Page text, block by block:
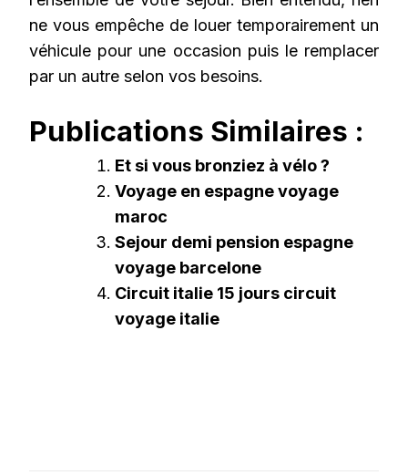
ne vous empêche de louer temporairement un
véhicule pour une occasion puis le remplacer
par un autre selon vos besoins.
Publications Similaires :
Et si vous bronziez à vélo ?
Voyage en espagne voyage
maroc
Sejour demi pension espagne
voyage barcelone
Circuit italie 15 jours circuit
voyage italie